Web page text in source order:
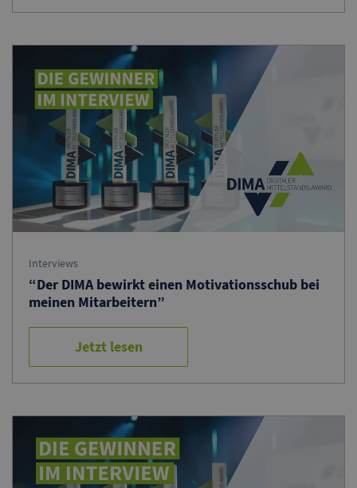
Interviews
“Der DIMA bewirkt einen Motivationsschub bei
meinen Mitarbeitern”
Jetzt lesen